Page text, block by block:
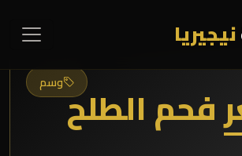
نيجيريا
وسمفحم الطلح